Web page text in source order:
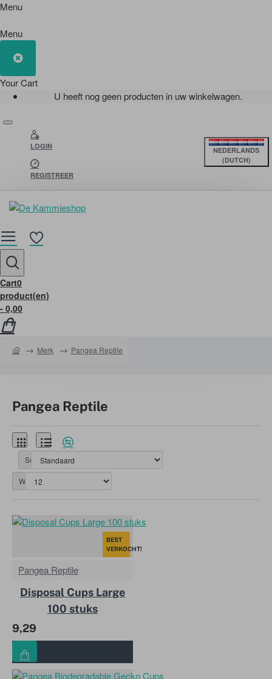
Menu
Menu
Your Cart
U heeft nog geen producten in uw winkelwagen.
LOGIN
REGISTREER
NEDERLANDS
(DUTCH)
Cart0
product(en)
- 0,00
home Merk Pangea Reptile
Pangea Reptile
Sorteer op:
Weergegeven:
BEST
VERKOCHT!
Pangea Reptile
Disposal Cups Large
100 stuks
9,29